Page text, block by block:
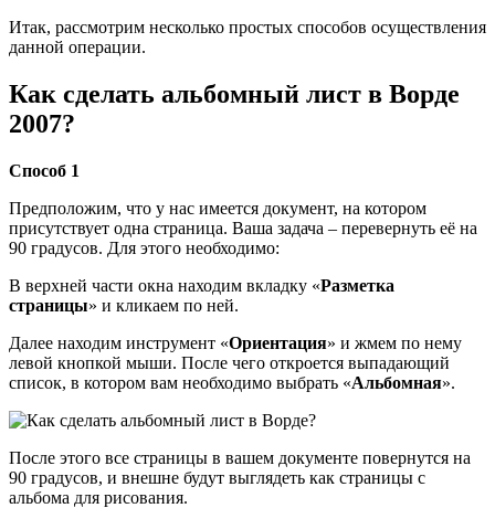
Итак, рассмотрим несколько простых способов осуществления
данной операции.
Как сделать альбомный лист в Ворде
2007?
Способ 1
Предположим, что у нас имеется документ, на котором
присутствует одна страница. Ваша задача – перевернуть её на
90 градусов. Для этого необходимо:
В верхней части окна находим вкладку «Разметка
страницы» и кликаем по ней.
Далее находим инструмент «Ориентация» и жмем по нему
левой кнопкой мыши. После чего откроется выпадающий
список, в котором вам необходимо выбрать «Альбомная».
После этого все страницы в вашем документе повернутся на
90 градусов, и внешне будут выглядеть как страницы с
альбома для рисования.